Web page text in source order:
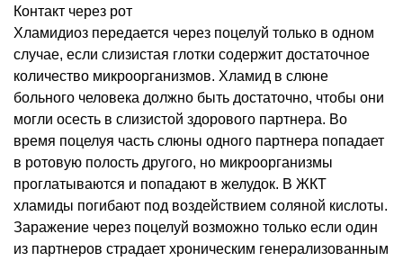
Контакт через рот
Хламидиоз передается через поцелуй только в одном
случае, если слизистая глотки содержит достаточное
количество микроорганизмов. Хламид в слюне
больного человека должно быть достаточно, чтобы они
могли осесть в слизистой здорового партнера. Во
время поцелуя часть слюны одного партнера попадает
в ротовую полость другого, но микроорганизмы
проглатываются и попадают в желудок. В ЖКТ
хламиды погибают под воздействием соляной кислоты.
Заражение через поцелуй возможно только если один
из партнеров страдает хроническим генерализованным